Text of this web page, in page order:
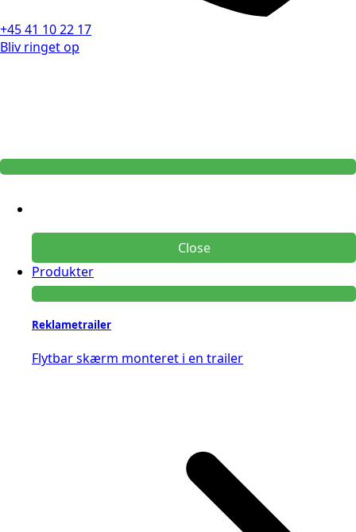
+45 41 10 22 17
Bliv ringet op
Close
Produkter
Reklametrailer
Flytbar skærm monteret i en trailer